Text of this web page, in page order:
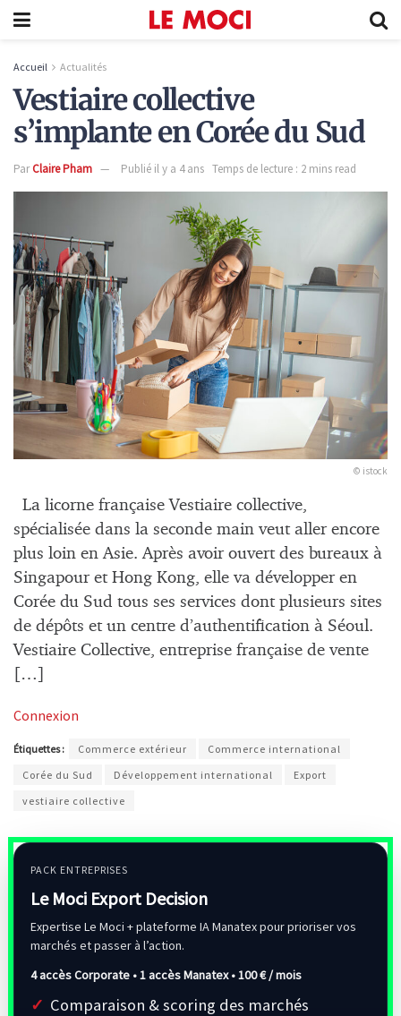
Accueil Actualités
Vestiaire collective
s’implante en Corée du Sud
ParClaire Pham Publié il y a 4 ans Temps de lecture : 2 mins read
© istock
La licorne française Vestiaire collective,
spécialisée dans la seconde main veut aller encore
plus loin en Asie. Après avoir ouvert des bureaux à
Singapour et Hong Kong, elle va développer en
Corée du Sud tous ses services dont plusieurs sites
de dépôts et un centre d’authentification à Séoul.
Vestiaire Collective, entreprise française de vente
[…]
Connexion
Étiquettes : Commerce extérieur
Commerce international
Corée du Sud
Développement international
Export
vestiaire collective
PACK ENTREPRISES
Le Moci Export Decision
Expertise Le Moci + plateforme IA Manatex pour prioriser vos
marchés et passer à l’action.
4 accès Corporate • 1 accès Manatex •100 € / mois
Comparaison & scoring des marchés